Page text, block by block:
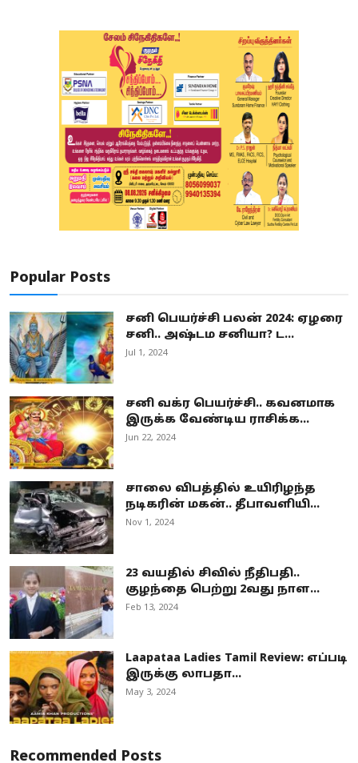
Popular Posts
சனி பெயர்ச்சி பலன் 2024: ஏழரை
சனி.. அஷ்டம சனியா? ட...
Jul 1, 2024
சனி வக்ர பெயர்ச்சி.. கவனமாக
இருக்க வேண்டிய ராசிக்க...
Jun 22, 2024
சாலை விபத்தில் உயிரிழந்த
நடிகரின் மகன்.. தீபாவளியி...
Nov 1, 2024
23 வயதில் சிவில் நீதிபதி..
குழந்தை பெற்று 2வது நாள...
Feb 13, 2024
Laapataa Ladies Tamil Review: எப்படி
இருக்கு லாபதா...
May 3, 2024
Recommended Posts